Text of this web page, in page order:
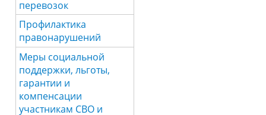
перевозок
Профилактика
правонарушений
Меры социальной
поддержки, льготы,
гарантии и
компенсации
участникам СВО и